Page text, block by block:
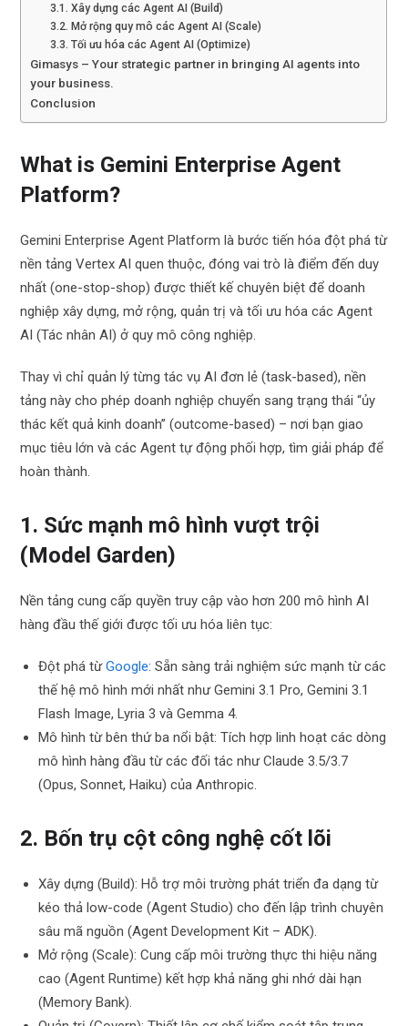
3.1. Xây dựng các Agent AI (Build)
3.2. Mở rộng quy mô các Agent AI (Scale)
3.3. Tối ưu hóa các Agent AI (Optimize)
Gimasys – Your strategic partner in bringing AI agents into
your business.
Conclusion
What is Gemini Enterprise Agent
Platform?
Gemini Enterprise Agent Platform là bước tiến hóa đột phá từ
nền tảng Vertex AI quen thuộc, đóng vai trò là điểm đến duy
nhất (one-stop-shop) được thiết kế chuyên biệt để doanh
nghiệp xây dựng, mở rộng, quản trị và tối ưu hóa các Agent
AI (Tác nhân AI) ở quy mô công nghiệp.
Thay vì chỉ quản lý từng tác vụ AI đơn lẻ (task-based), nền
tảng này cho phép doanh nghiệp chuyển sang trạng thái “ủy
thác kết quả kinh doanh” (outcome-based) – nơi bạn giao
mục tiêu lớn và các Agent tự động phối hợp, tìm giải pháp để
hoàn thành.
1. Sức mạnh mô hình vượt trội
(Model Garden)
Nền tảng cung cấp quyền truy cập vào hơn 200 mô hình AI
hàng đầu thế giới được tối ưu hóa liên tục:
Đột phá từGoogle: Sẵn sàng trải nghiệm sức mạnh từ các
thế hệ mô hình mới nhất như Gemini 3.1 Pro, Gemini 3.1
Flash Image, Lyria 3 và Gemma 4.
Mô hình từ bên thứ ba nổi bật: Tích hợp linh hoạt các dòng
mô hình hàng đầu từ các đối tác như Claude 3.5/3.7
(Opus, Sonnet, Haiku) của Anthropic.
2. Bốn trụ cột công nghệ cốt lõi
Xây dựng (Build): Hỗ trợ môi trường phát triển đa dạng từ
kéo thả low-code (Agent Studio) cho đến lập trình chuyên
sâu mã nguồn (Agent Development Kit – ADK).
Mở rộng (Scale): Cung cấp môi trường thực thi hiệu năng
cao (Agent Runtime) kết hợp khả năng ghi nhớ dài hạn
(Memory Bank).